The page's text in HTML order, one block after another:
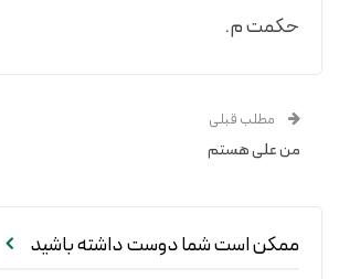
حکمت م.
مطلب قبلی
من علی هستم
ممکن است شما دوست داشته باشید